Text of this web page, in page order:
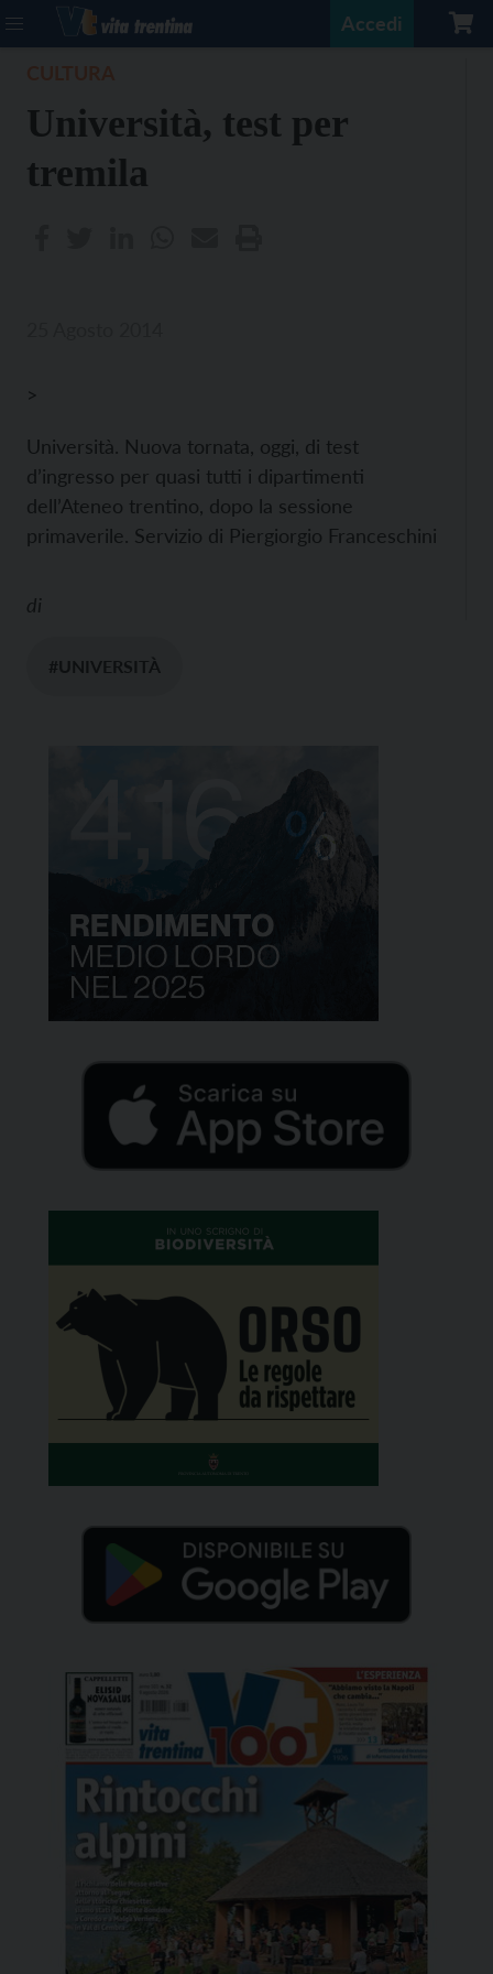
Accedi
Università, test per
tremila
>
Università. Nuova tornata, oggi, di test
d’ingresso per quasi tutti i dipartimenti
dell’Ateneo trentino, dopo la sessione
primaverile. Servizio di Piergiorgio Franceschini
di
#UNIVERSITÀ